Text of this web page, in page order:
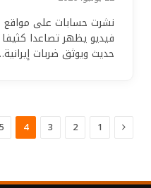
نشرت حسابات على مواقع
فيديو يظهر تصاعدا كثيفا
حديث ويوثق ضربات
السابق
1
2
3
4
5